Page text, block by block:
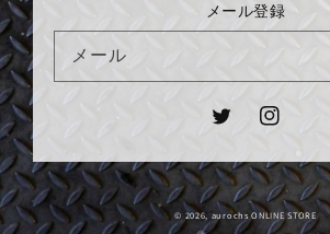
メール登録
メール
TwitterInstagram
© 2026, aurochs ONLINE STORE